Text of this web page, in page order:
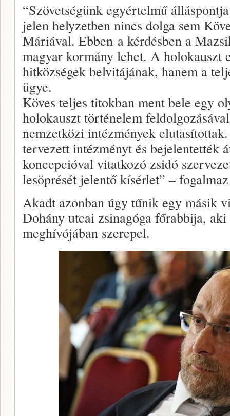
“Szövetségünk egyértelmű
jelen helyzetben nincs dolga sem
Máriával. Ebben a kérdésben a
magyar kormány lehet. A holokauszt
hitközségek belvitájának, hanem a
ügye.
Köves teljes titokban ment bele egy
holokauszt történelem
nemzetközi intézmények
tervezett intézményt és bejelentették
koncepcióval vitatkozó zsidó
lesöprését jelentő kísérlet” –
Akadt azonban úgy tűnik egy másik
Dohány utcai zsinagóga főrabbija,
meghívójában szerepel.